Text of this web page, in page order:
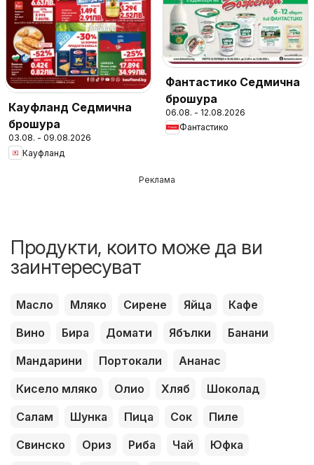
Кауфланд Седмична
брошура
03.08. - 09.08.2026
Кауфланд
Фантастико Седмична
брошура
06.08. - 12.08.2026
Фантастико
Реклама
Продукти, които може да ви
заинтересуват
Масло Мляко Сирене Яйца
Кафе
Вино
Бира Домати Ябълки
Банани
Мандарини
Портокали
Ананас
Кисело мляко
Олио Хляб
Шоколад
Салам
Шунка Пица Сок
Пиле
Свинско
Ориз Риба Чай
Юфка